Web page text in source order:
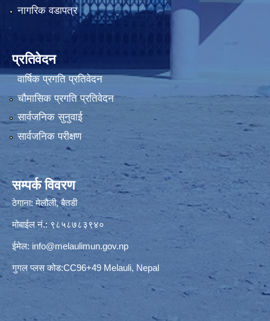
नागरिक वडापत्र
प्रतिवेदन
वार्षिक प्रगति प्रतिवेदन
चौमासिक प्रगति प्रतिवेदन
सार्वजनिक सुनुवाई
सार्वजनिक परीक्षण
सम्पर्क विवरण
ठेगाना: मेलौली, बैतडी
मोबाईल नं.: ९८५८७८३९४०
ईमेल: info@melaulimun.gov.np
गुगल प्लस कोड:CC96+49 Melauli, Nepal